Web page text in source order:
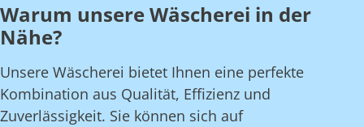
Warum unsere Wäscherei in der
Nähe?
Unsere Wäscherei bietet Ihnen eine perfekte
Kombination aus Qualität, Effizienz und
Zuverlässigkeit. Sie können sich auf